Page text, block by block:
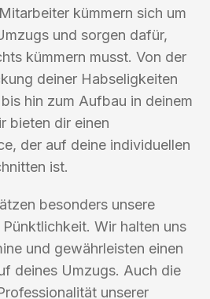
kümmern sich um
und sorgen dafür,
kümmern musst. Von der
deiner Habseligkeiten
hin zum Aufbau in deinem
bieten dir einen
der auf deine individuellen
ist.
besonders unsere
Wir halten uns
und gewährleisten einen
deines Umzugs. Auch die
unserer